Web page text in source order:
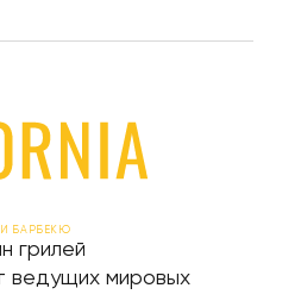
И БАРБЕКЮ
грилей
ведущих мировых